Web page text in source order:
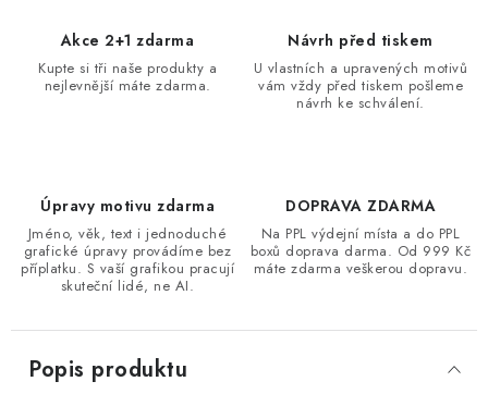
Akce 2+1 zdarma
Kupte si tři naše produkty a
nejlevnější máte zdarma.
Návrh před tiskem
U vlastních a upravených motivů
vám vždy před tiskem pošleme
návrh ke schválení.
Úpravy motivu zdarma
Jméno, věk, text i jednoduché
grafické úpravy provádíme bez
příplatku. S vaší grafikou pracují
skuteční lidé, ne AI.
DOPRAVA ZDARMA
Na PPL výdejní místa a do PPL
boxů doprava darma. Od 999 Kč
máte zdarma veškerou dopravu.
Popis produktu